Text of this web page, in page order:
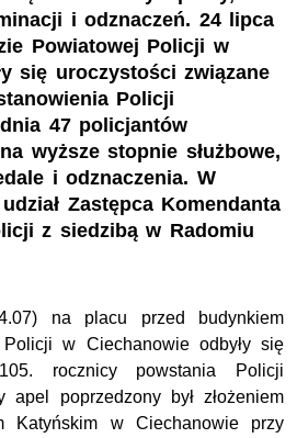
i odznaczeń. 24 lipca
Powiatowej Policji w
się uroczystości związane
Policji
47 policjantów
wyższe stopnie służbowe,
i odznaczenia. W
Zastępca Komendanta
z siedzibą w Radomiu
na placu przed budynkiem
w Ciechanowie odbyły się
rocznicy powstania Policji
apel poprzedzony był złożeniem
Katyńskim w Ciechanowie przy